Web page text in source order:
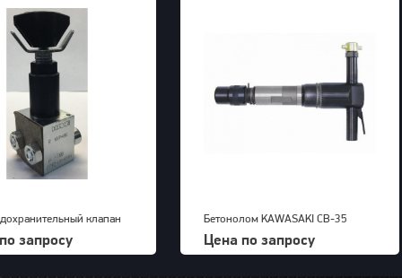
клапан
700
запросу
Бетонолом KAWASAKI CB-35
Цена по запросу